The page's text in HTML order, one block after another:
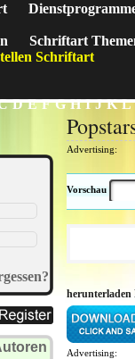
Schriftart
Schriftart
D E F G H I J K L
Advertising:
Vorschau
herunterladen
Advertising: